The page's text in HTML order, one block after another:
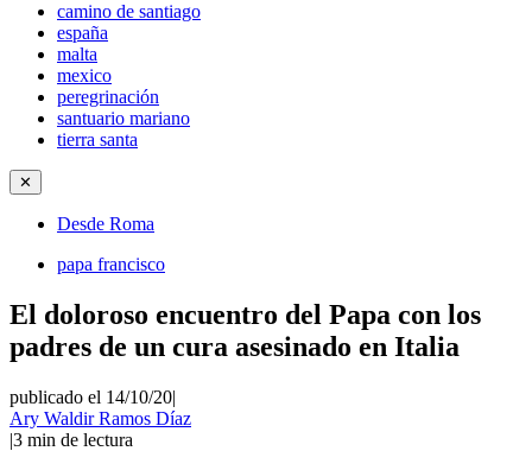
camino de santiago
españa
malta
mexico
peregrinación
santuario mariano
tierra santa
✕
Desde Roma
papa francisco
El doloroso encuentro del Papa con los
padres de un cura asesinado en Italia
publicado el 14/10/20|
Ary Waldir Ramos Díaz
|3 min de lectura